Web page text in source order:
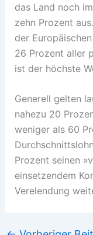
das Land noch
zehn Prozent
der
26 Prozent aller
ist der höchste
Generell gelten
nahezu 20
weniger als 60
Prozent seinen
einsetzendem
Verelendung